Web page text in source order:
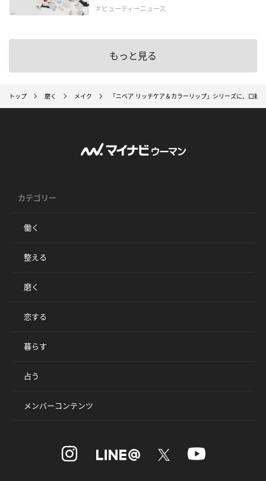
＃ビューティーニュース
もっと見る
トップ 磨く メイク 「ニベア リッチケア＆カラーリップ」シリーズに、口紅
カテゴリー
働く
整える
磨く
恋する
暮らす
占う
メンバーコンテンツ